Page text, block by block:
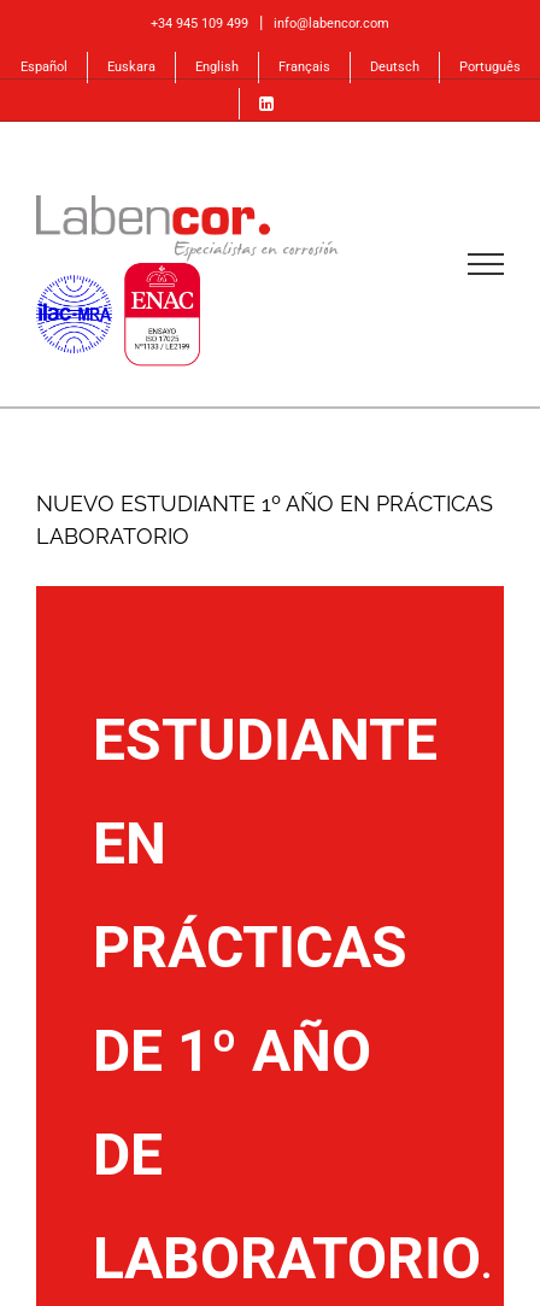
+34 945 109 499 | info@labencor.com
Español Euskara English Français Deutsch Português
NUEVO ESTUDIANTE 1º AÑO EN PRÁCTICAS
LABORATORIO
ESTUDIANTE
EN
PRÁCTICAS
DE 1º AÑO
DE
LABORATORIO.